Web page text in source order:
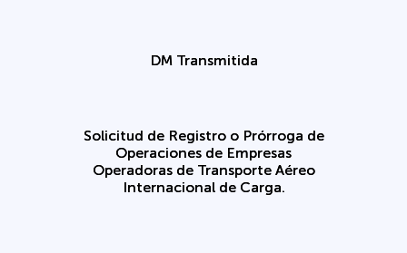
DM Transmitida
Solicitud de Registro o Prórroga de
Operaciones de Empresas
Operadoras de Transporte Aéreo
Internacional de Carga.